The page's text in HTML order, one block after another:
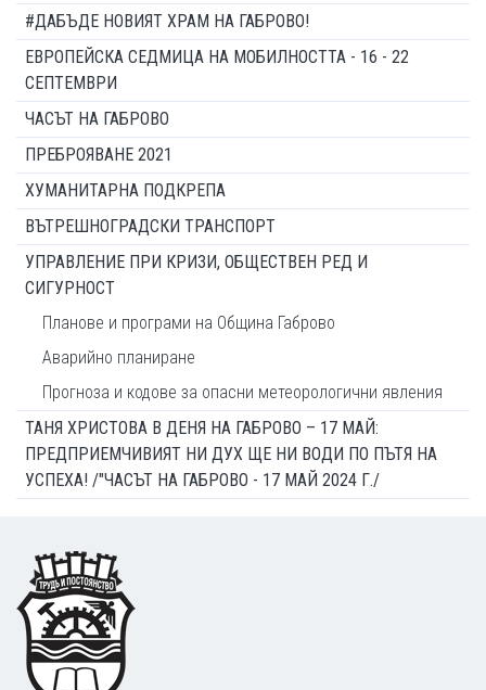
#ДАБЪДЕ НОВИЯТ ХРАМ НА ГАБРОВО!
ЕВРОПЕЙСКА СЕДМИЦА НА МОБИЛНОСТТА - 16 - 22
СЕПТЕМВРИ
ЧАСЪТ НА ГАБРОВО
ПРЕБРОЯВАНЕ 2021
ХУМАНИТАРНА ПОДКРЕПА
ВЪТРЕШНОГРАДСКИ ТРАНСПОРТ
УПРАВЛЕНИЕ ПРИ КРИЗИ, ОБЩЕСТВЕН РЕД И
СИГУРНОСТ
Планове и програми на Община Габрово
Аварийно планиране
Прогноза и кодове за опасни метеорологични явления
ТАНЯ ХРИСТОВА В ДЕНЯ НА ГАБРОВО – 17 МАЙ:
ПРЕДПРИЕМЧИВИЯТ НИ ДУХ ЩЕ НИ ВОДИ ПО ПЪТЯ НА
УСПЕХА! /"ЧАСЪТ НА ГАБРОВО - 17 МАЙ 2024 Г./
Footer